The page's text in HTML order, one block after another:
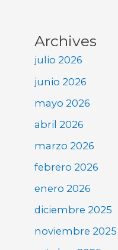
Archives
julio 2026
junio 2026
mayo 2026
abril 2026
marzo 2026
febrero 2026
enero 2026
diciembre 2025
noviembre 2025